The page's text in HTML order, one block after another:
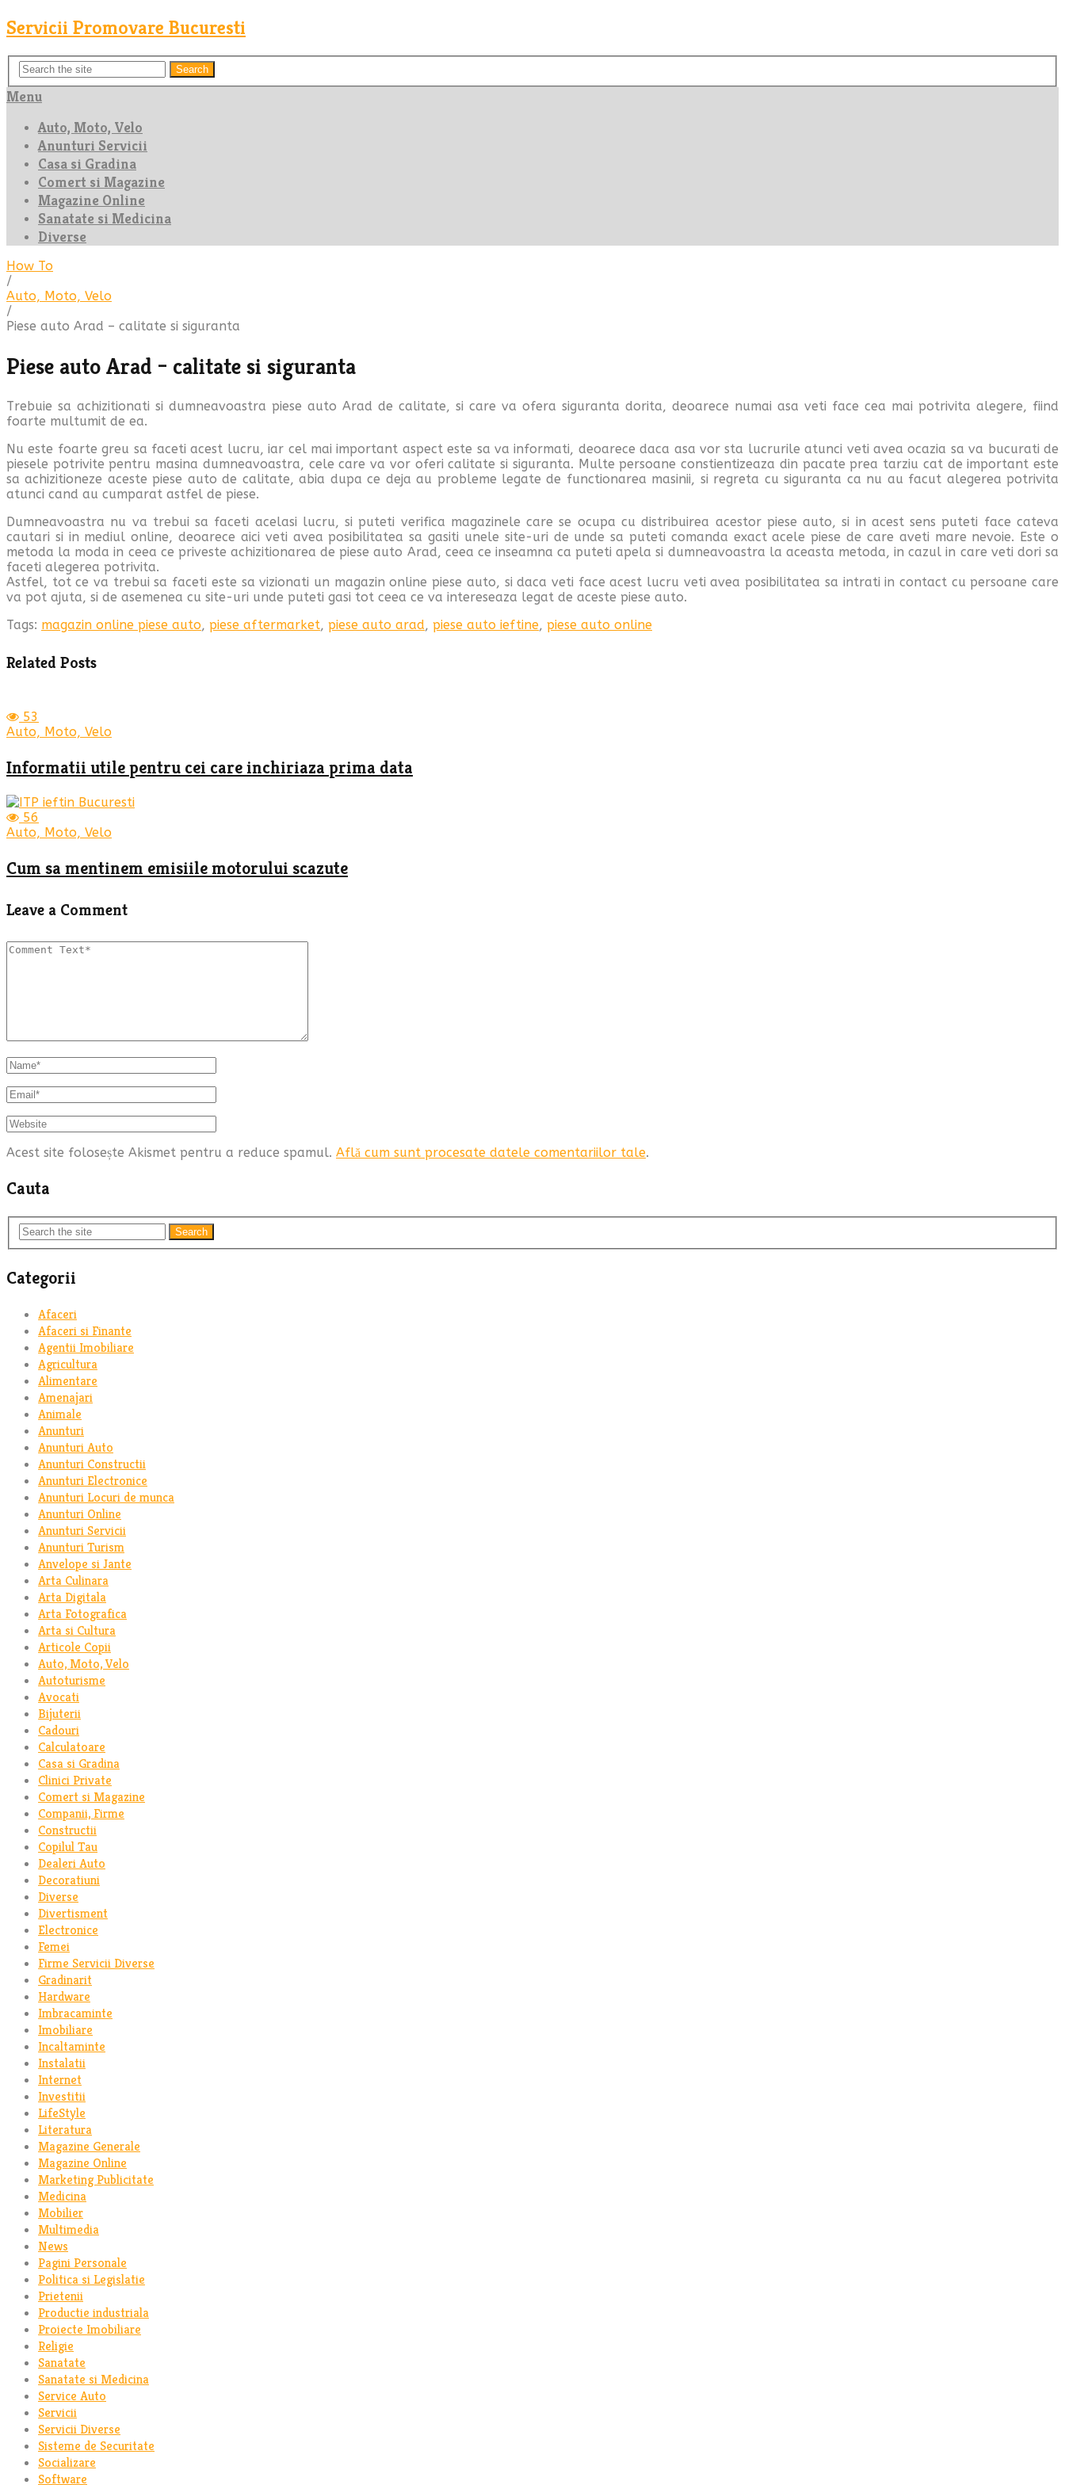
Servicii Promovare Bucuresti
Search
Menu
Auto, Moto, Velo
Anunturi Servicii
Casa si Gradina
Comert si Magazine
Magazine Online
Sanatate si Medicina
Diverse
How To
/
Auto, Moto, Velo
/
Piese auto Arad – calitate si siguranta
Piese auto Arad – calitate si siguranta
Trebuie sa achizitionati si dumneavoastra piese auto Arad de calitate, si care va ofera siguranta dorita, deoarece numai asa veti face cea mai potrivita alegere, fiind
foarte multumit de ea.
Nu este foarte greu sa faceti acest lucru, iar cel mai important aspect este sa va informati, deoarece daca asa vor sta lucrurile atunci veti avea ocazia sa va bucurati de
piesele potrivite pentru masina dumneavoastra, cele care va vor oferi calitate si siguranta. Multe persoane constientizeaza din pacate prea tarziu cat de important este
sa achizitioneze aceste piese auto de calitate, abia dupa ce deja au probleme legate de functionarea masinii, si regreta cu siguranta ca nu au facut alegerea potrivita
atunci cand au cumparat astfel de piese.
Dumneavoastra nu va trebui sa faceti acelasi lucru, si puteti verifica magazinele care se ocupa cu distribuirea acestor piese auto, si in acest sens puteti face cateva
cautari si in mediul online, deoarece aici veti avea posibilitatea sa gasiti unele site-uri de unde sa puteti comanda exact acele piese de care aveti mare nevoie. Este o
metoda la moda in ceea ce priveste achizitionarea de piese auto Arad, ceea ce inseamna ca puteti apela si dumneavoastra la aceasta metoda, in cazul in care veti dori sa
faceti alegerea potrivita.
Astfel, tot ce va trebui sa faceti este sa vizionati un magazin online piese auto, si daca veti face acest lucru veti avea posibilitatea sa intrati in contact cu persoane care
va pot ajuta, si de asemenea cu site-uri unde puteti gasi tot ceea ce va intereseaza legat de aceste piese auto.
Tags: magazin online piese auto, piese aftermarket, piese auto arad, piese auto ieftine, piese auto online
Related Posts
53
Auto, Moto, Velo
Informatii utile pentru cei care inchiriaza prima data
56
Auto, Moto, Velo
Cum sa mentinem emisiile motorului scazute
Leave a Comment
Acest site folosește Akismet pentru a reduce spamul. Află cum sunt procesate datele comentariilor tale.
Cauta
Search
Categorii
Afaceri
Afaceri si Finante
Agentii Imobiliare
Agricultura
Alimentare
Amenajari
Animale
Anunturi
Anunturi Auto
Anunturi Constructii
Anunturi Electronice
Anunturi Locuri de munca
Anunturi Online
Anunturi Servicii
Anunturi Turism
Anvelope si Jante
Arta Culinara
Arta Digitala
Arta Fotografica
Arta si Cultura
Articole Copii
Auto, Moto, Velo
Autoturisme
Avocati
Bijuterii
Cadouri
Calculatoare
Casa si Gradina
Clinici Private
Comert si Magazine
Companii, Firme
Constructii
Copilul Tau
Dealeri Auto
Decoratiuni
Diverse
Divertisment
Electronice
Femei
Firme Servicii Diverse
Gradinarit
Hardware
Imbracaminte
Imobiliare
Incaltaminte
Instalatii
Internet
Investitii
LifeStyle
Literatura
Magazine Generale
Magazine Online
Marketing Publicitate
Medicina
Mobilier
Multimedia
News
Pagini Personale
Politica si Legislatie
Prietenii
Productie industriala
Proiecte Imobiliare
Religie
Sanatate
Sanatate si Medicina
Service Auto
Servicii
Servicii Diverse
Sisteme de Securitate
Socializare
Software